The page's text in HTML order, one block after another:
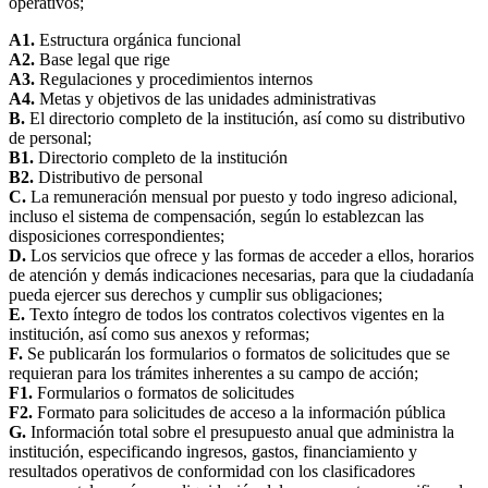
A1. Estructura orgánica funcional
A2. Base legal que rige
A3. Regulaciones y procedimientos internos
A4. Metas y objetivos de las unidades administrativas
B. El directorio completo de la institución, así como su distributivo
de personal;
B1. Directorio completo de la institución
B2. Distributivo de personal
C. La remuneración mensual por puesto y todo ingreso adicional,
incluso el sistema de compensación, según lo establezcan las
disposiciones correspondientes;
D. Los servicios que ofrece y las formas de acceder a ellos, horarios
de atención y demás indicaciones necesarias, para que la ciudadanía
pueda ejercer sus derechos y cumplir sus obligaciones;
E. Texto íntegro de todos los contratos colectivos vigentes en la
institución, así como sus anexos y reformas;
F. Se publicarán los formularios o formatos de solicitudes que se
requieran para los trámites inherentes a su campo de acción;
F1. Formularios o formatos de solicitudes
F2. Formato para solicitudes de acceso a la información pública
G. Información total sobre el presupuesto anual que administra la
institución, especificando ingresos, gastos, financiamiento y
resultados operativos de conformidad con los clasificadores